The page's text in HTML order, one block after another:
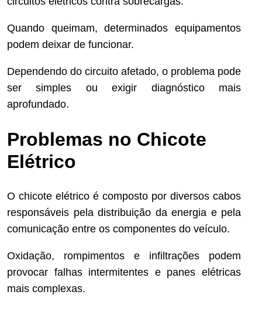
Quando queimam, determinados equipamentos
podem deixar de funcionar.
Dependendo do circuito afetado, o problema pode
ser simples ou exigir diagnóstico mais
aprofundado.
Problemas no Chicote
Elétrico
O chicote elétrico é composto por diversos cabos
responsáveis pela distribuição da energia e pela
comunicação entre os componentes do veículo.
Oxidação, rompimentos e infiltrações podem
provocar falhas intermitentes e panes elétricas
mais complexas.